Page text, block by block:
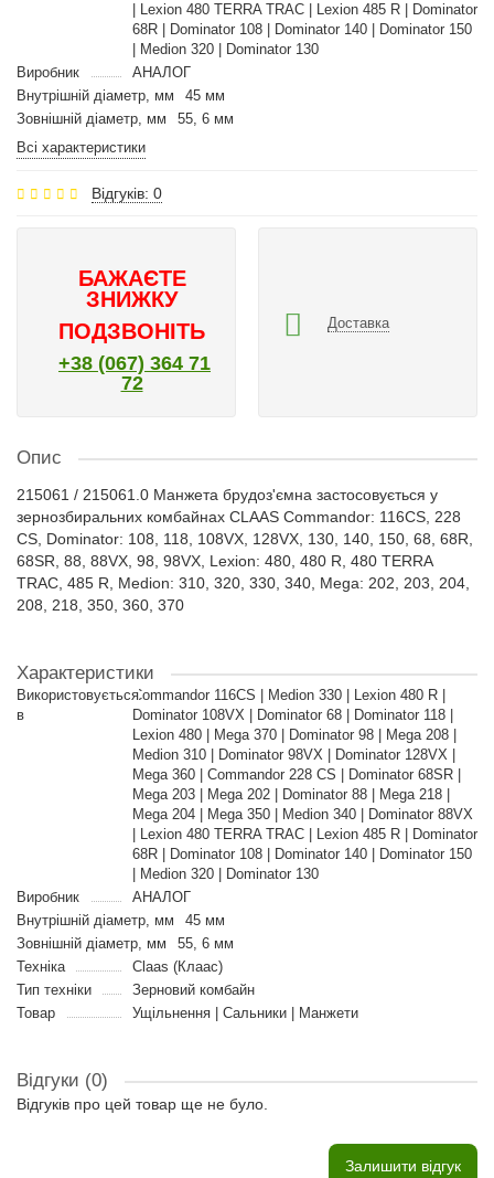
| Lexion 480 TERRA TRAC | Lexion 485 R | Dominator
68R | Dominator 108 | Dominator 140 | Dominator 150
| Medion 320 | Dominator 130
Виробник
АНАЛОГ
Внутрішній діаметр, мм
45 мм
Зовнішній діаметр, мм
55, 6 мм
Всі характеристики
Відгуків: 0
БАЖАЄТЕ
ЗНИЖКУ
ПОДЗВОНІТЬ
+38 (067) 364 71
72
Доставка
Опис
215061 / 215061.0 Манжета брудоз'ємна застосовується у
зернозбиральних комбайнах CLAAS Commandor: 116CS, 228
CS, Dominator: 108, 118, 108VX, 128VX, 130, 140, 150, 68, 68R,
68SR, 88, 88VX, 98, 98VX, Lexion: 480, 480 R, 480 TERRA
TRAC, 485 R, Medion: 310, 320, 330, 340, Mega: 202, 203, 204,
208, 218, 350, 360, 370
Характеристики
Використовується
в
Commandor 116CS | Medion 330 | Lexion 480 R |
Dominator 108VX | Dominator 68 | Dominator 118 |
Lexion 480 | Mega 370 | Dominator 98 | Mega 208 |
Medion 310 | Dominator 98VX | Dominator 128VX |
Mega 360 | Commandor 228 CS | Dominator 68SR |
Mega 203 | Mega 202 | Dominator 88 | Mega 218 |
Mega 204 | Mega 350 | Medion 340 | Dominator 88VX
| Lexion 480 TERRA TRAC | Lexion 485 R | Dominator
68R | Dominator 108 | Dominator 140 | Dominator 150
| Medion 320 | Dominator 130
Виробник
АНАЛОГ
Внутрішній діаметр, мм
45 мм
Зовнішній діаметр, мм
55, 6 мм
Техніка
Claas (Клаас)
Тип техніки
Зерновий комбайн
Товар
Ущільнення | Сальники | Манжети
Відгуки (0)
Відгуків про цей товар ще не було.
Залишити відгук